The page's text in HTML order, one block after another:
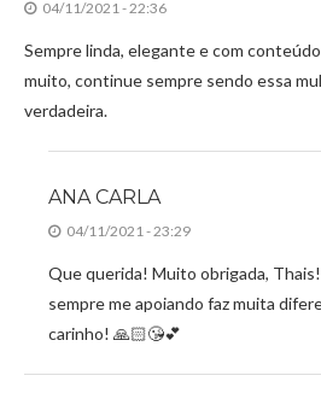
04/11/2021 - 22:36
Sempre linda, elegante e com
muito, continue sempre sendo essa
verdadeira.
ANA CARLA
04/11/2021 - 23:29
Que querida! Muito obrigada,
sempre me apoiando faz muita
carinho! 🙏🏻😘💕